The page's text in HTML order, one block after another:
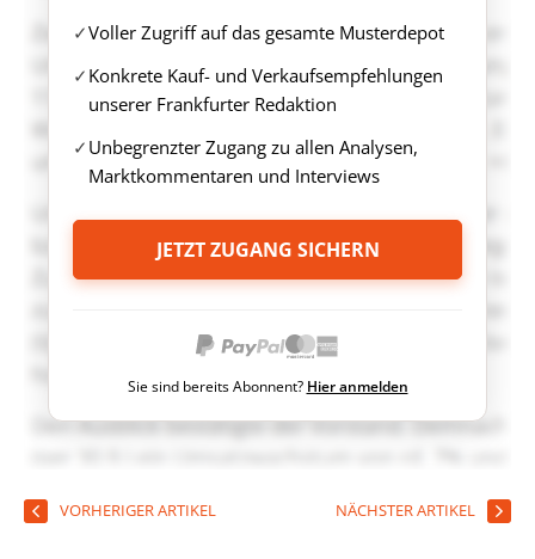
Voller Zugriff auf das gesamte Musterdepot
Konkrete Kauf- und Verkaufsempfehlungen
unserer Frankfurter Redaktion
Unbegrenzter Zugang zu allen Analysen,
Marktkommentaren und Interviews
JETZT ZUGANG SICHERN
Sie sind bereits Abonnent? Hier anmelden
VORHERIGER ARTIKEL NÄCHSTER ARTIKEL